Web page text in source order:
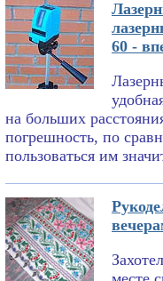
60 -
на больших
погрешность, по
пользоваться им